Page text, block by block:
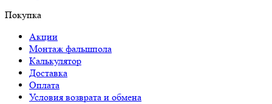
Покупка
Акции
Монтаж фальшпола
Калькулятор
Доставка
Оплата
Условия возврата и обмена